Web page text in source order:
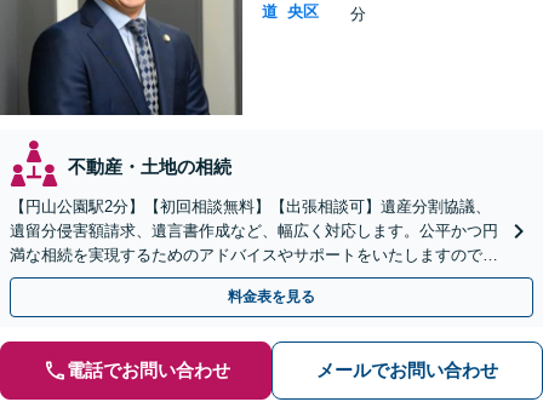
道 央区
分
不動産・土地の相続
【円山公園駅2分】【初回相談無料】【出張相談可】遺産分割協議、
遺留分侵害額請求、遺言書作成など、幅広く対応します。公平かつ円
満な相続を実現するためのアドバイスやサポートをいたしますので、
ぜひご相談ください。【電話相談可】【休日・夜間面談可】
料金表を見る
電話でお問い合わせ メールでお問い合わせ